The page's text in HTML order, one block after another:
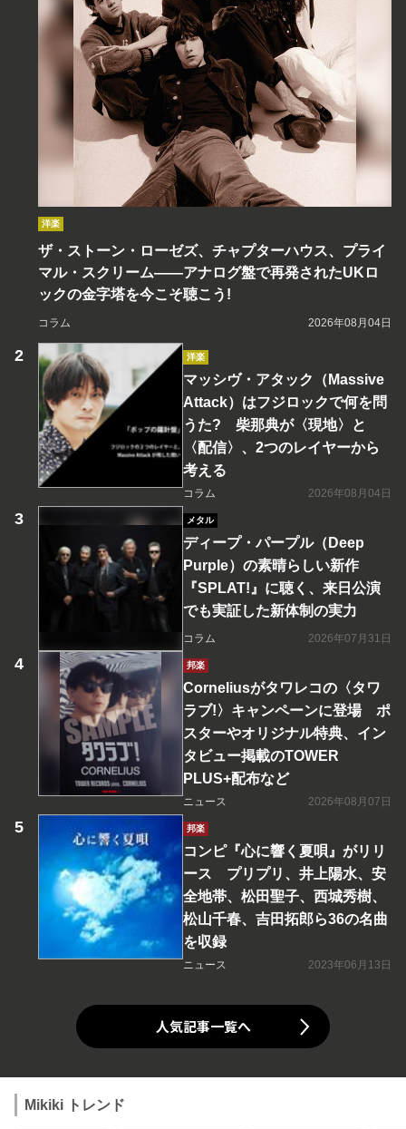
洋楽
ザ・ストーン・ローゼズ、チャプターハウス、プライ
マル・スクリーム――アナログ盤で再発されたUKロ
ックの金字塔を今こそ聴こう!
コラム 2026年08月04日
洋楽
マッシヴ・アタック（Massive
Attack）はフジロックで何を問
うた? 柴那典が〈現地〉と
〈配信〉、2つのレイヤーから
考える
コラム 2026年08月04日
メタル
ディープ・パープル（Deep
Purple）の素晴らしい新作
『SPLAT!』に聴く、来日公演
でも実証した新体制の実力
コラム 2026年07月31日
邦楽
Corneliusがタワレコの〈タワ
ラブ!〉キャンペーンに登場 ポ
スターやオリジナル特典、イン
タビュー掲載のTOWER
PLUS+配布など
ニュース 2026年08月07日
邦楽
コンピ『心に響く夏唄』がリリ
ース プリプリ、井上陽水、安
全地帯、松田聖子、西城秀樹、
松山千春、吉田拓郎ら36の名曲
を収録
ニュース 2023年06月13日
人気記事一覧へ
Mikiki トレンド